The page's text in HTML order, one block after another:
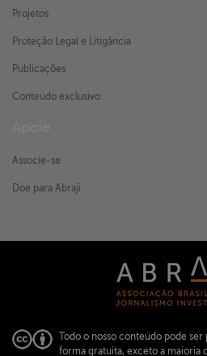
Projetos
Proteção Legal e Litigância
Publicações
Conteúdo exclusivo
Associe-se
Doe para Abraji
Todo o nosso conteúdo pode
forma gratuita, exceto a maioria